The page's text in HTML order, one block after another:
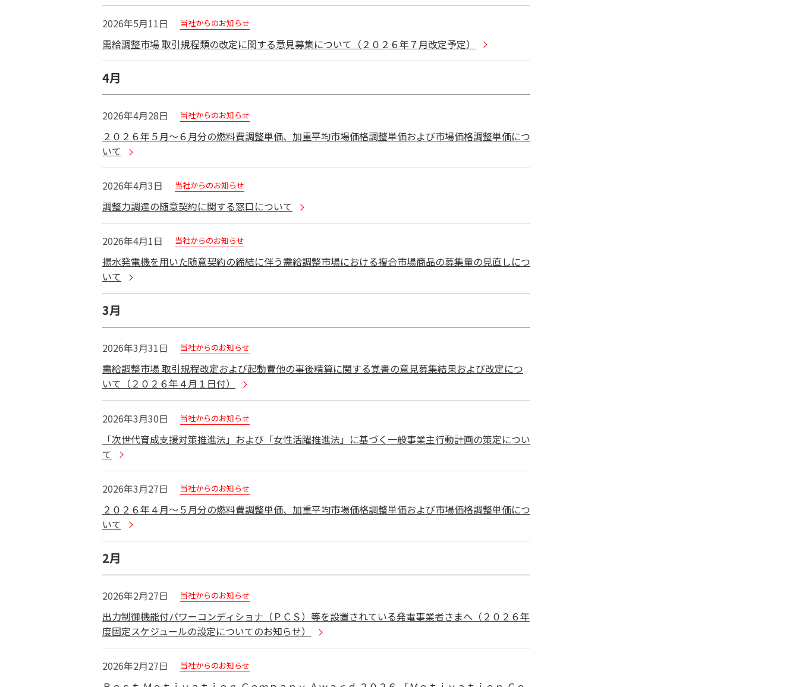
2026年5月11日 当社からのお知らせ
需給調整市場 取引規程類の改定に関する意見募集について（２０２６年７月改定予定）
4月
2026年4月28日 当社からのお知らせ
２０２６年５月～６月分の燃料費調整単価、加重平均市場価格調整単価および市場価格調整単価につ
いて
2026年4月3日 当社からのお知らせ
調整力調達の随意契約に関する窓口について
2026年4月1日 当社からのお知らせ
揚水発電機を用いた随意契約の締結に伴う需給調整市場における複合市場商品の募集量の見直しにつ
いて
3月
2026年3月31日 当社からのお知らせ
需給調整市場 取引規程改定および起動費他の事後精算に関する覚書の意見募集結果および改定につ
いて（２０２６年４月１日付）
2026年3月30日 当社からのお知らせ
「次世代育成支援対策推進法」および「女性活躍推進法」に基づく一般事業主行動計画の策定につい
て
2026年3月27日 当社からのお知らせ
２０２６年４月～５月分の燃料費調整単価、加重平均市場価格調整単価および市場価格調整単価につ
いて
2月
2026年2月27日 当社からのお知らせ
出力制御機能付パワーコンディショナ（ＰＣＳ）等を設置されている発電事業者さまへ（２０２６年
度固定スケジュールの設定についてのお知らせ）
2026年2月27日 当社からのお知らせ